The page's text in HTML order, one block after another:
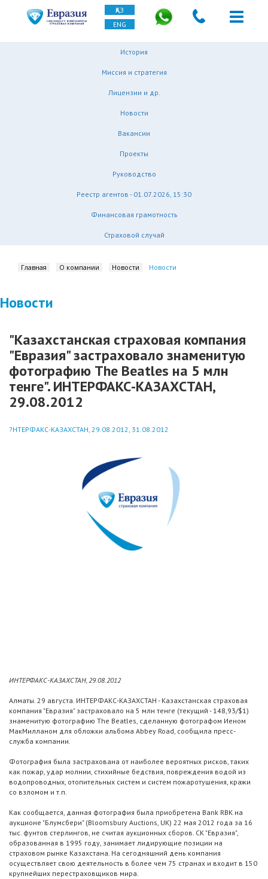
ҚАЗ
ENG
История
Миссия и стратегия
Лицензии и др.
Новости
Вакансии
Проекты
Руководство
Реестр агентов - 01.07.2026, 15:30
Финансовая грамотность
Страховой случай
Главная О компании Новости Новости
Новости
"Казахстанская страховая компания
"Евразия" застраховало знаменитую
фотографию The Beatles на 5 млн
тенге". ИНТЕРФАКС-КАЗАХСТАН,
29.08.2012
?НТЕРФАКС-КАЗАХСТАН, 29.08.2012, 31.08.2012
ИНТЕРФАКС-КАЗАХСТАН, 29.08.2012
Алматы. 29 августа. ИНТЕРФАКС-КАЗАХСТАН - Казахстанская страховая
компания "Евразия" застраховало на 5 млн тенге (текущий - 148,93/$1)
знаменитую фотографию The Beatles, сделанную фотографом Иеном
МакМилланом для обложки альбома Abbey Road, сообщила пресс-
служба компании.
Фотография была застрахована от наиболее вероятных рисков, таких
как пожар, удар молнии, стихийные бедствия, повреждения водой из
водопроводных, отопительных систем и систем пожаротушения, кражи
со взломом и т.п.
Как сообщается, данная фотография была приобретена Bank RBK на
аукционе "Блумсбери" (Bloomsbury Auctions, UK) 22 мая 2012 года за 16
тыс. фунтов стерлингов, не считая аукционных сборов. СК "Евразия",
образованная в 1995 году, занимает лидирующие позиции на
страховом рынке Казахстана. На сегодняшний день компания
осуществляет свою деятельность в более чем 75 странах и входит в 150
крупнейших перестраховщиков мира.